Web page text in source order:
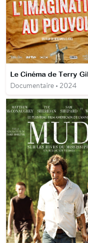
Documentaire • 2024